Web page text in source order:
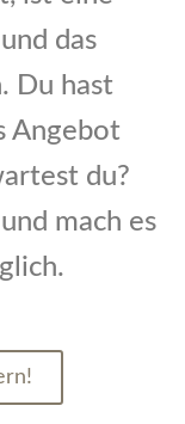
das
Du hast
Angebot
du?
mach es